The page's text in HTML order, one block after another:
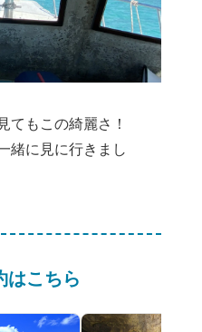
てもこの綺麗さ！
緒に見に行きまし
はこちら